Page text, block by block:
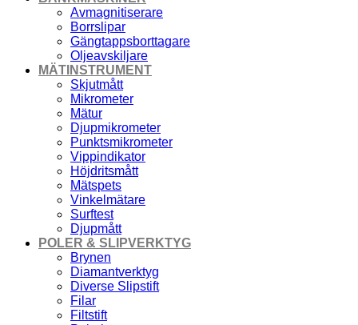
Avmagnitiserare
Borrslipar
Gängtappsborttagare
Oljeavskiljare
MÄTINSTRUMENT
Skjutmått
Mikrometer
Mätur
Djupmikrometer
Punktsmikrometer
Vippindikator
Höjdritsmått
Mätspets
Vinkelmätare
Surftest
Djupmått
POLER & SLIPVERKTYG
Brynen
Diamantverktyg
Diverse Slipstift
Filar
Filtstift